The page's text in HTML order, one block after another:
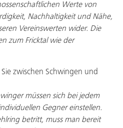
Werte von
Nachhaltigkeit und Nähe,
Vereinswerten wider. Die
zum Fricktal wie der
zwischen Schwingen und
müssen sich bei jedem
Gegner einstellen.
betritt, muss man bereit